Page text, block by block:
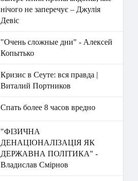
нічого не заперечує – Джулія
Девіс
"Очень сложные дни" - Алексей
Копытько
Кризис в Сеуте: вся правда |
Виталий Портников
Спать более 8 часов вредно
"ФІЗИЧНА
ДЕНАЦІОНАЛІЗАЦІЯ ЯК
ДЕРЖАВНА ПОЛІТИКА" -
Владислав Смірнов